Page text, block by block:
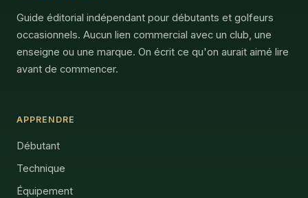
Guide éditorial indépendant pour débutants et golfeurs
occasionnels. Aucun lien commercial avec un club, une
enseigne ou une marque. On écrit ce qu'on aurait aimé lire
avant de commencer.
APPRENDRE
Débutant
Technique
Équipement